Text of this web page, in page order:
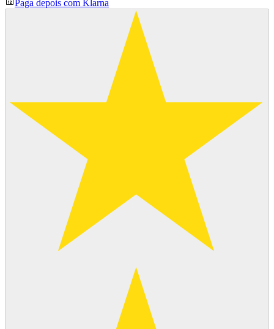
Paga depois com Klarna